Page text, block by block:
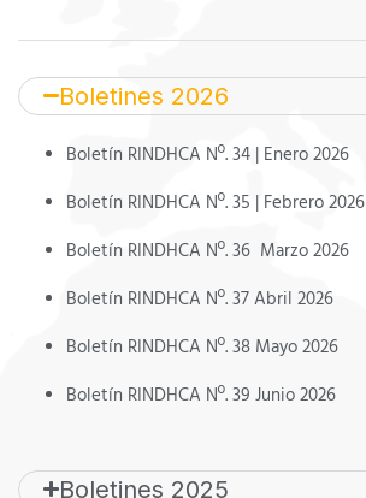
Boletines 2026
Boletín RINDHCA Nº. 34 | Enero 2026
Boletín RINDHCA Nº. 35 | Febrero 2026
Boletín RINDHCA Nº. 36 Marzo 2026
Boletín RINDHCA Nº. 37 Abril 2026
Boletín RINDHCA Nº. 38 Mayo 2026
Boletín RINDHCA Nº. 39 Junio 2026
Boletines 2025